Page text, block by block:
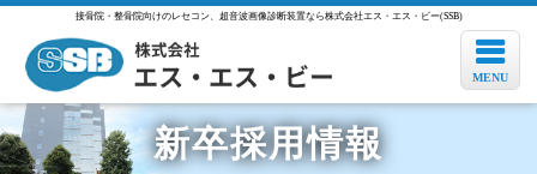
接骨院・整骨院向けのレセコン、超音波画像診断装置なら株式会社エス・エス・ビー(SSB)
新卒採用情報